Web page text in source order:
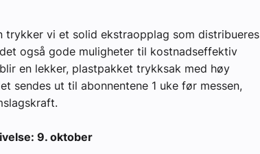
vi et solid ekstraopplag som distribueres
også gode muligheter til kostnadseffektiv
en lekker, plastpakket trykksak med høy
sendes ut til abonnentene 1 uke før messen,
9. oktober